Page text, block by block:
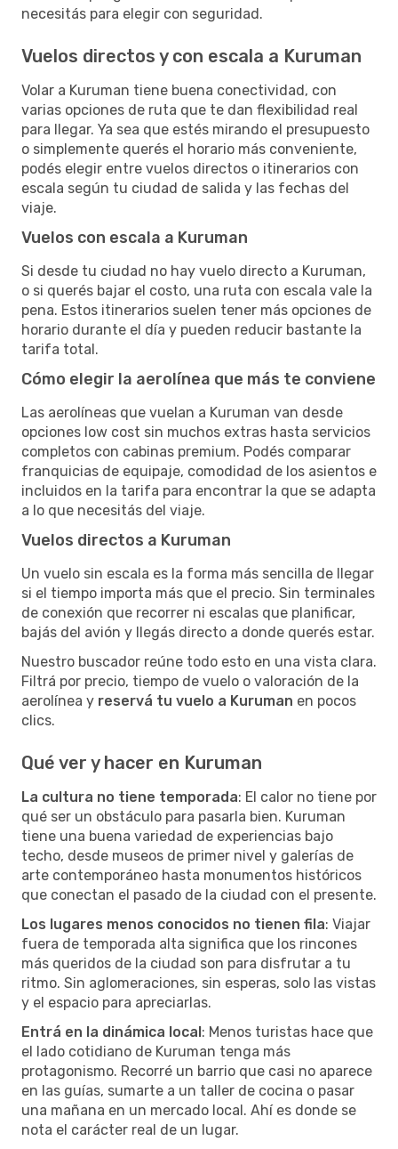
necesitás para elegir con seguridad.
Vuelos directos y con escala a Kuruman
Volar a Kuruman tiene buena conectividad, con
varias opciones de ruta que te dan flexibilidad real
para llegar. Ya sea que estés mirando el presupuesto
o simplemente querés el horario más conveniente,
podés elegir entre vuelos directos o itinerarios con
escala según tu ciudad de salida y las fechas del
viaje.
Vuelos con escala a Kuruman
Si desde tu ciudad no hay vuelo directo a Kuruman,
o si querés bajar el costo, una ruta con escala vale la
pena. Estos itinerarios suelen tener más opciones de
horario durante el día y pueden reducir bastante la
tarifa total.
Cómo elegir la aerolínea que más te conviene
Las aerolíneas que vuelan a Kuruman van desde
opciones low cost sin muchos extras hasta servicios
completos con cabinas premium. Podés comparar
franquicias de equipaje, comodidad de los asientos e
incluidos en la tarifa para encontrar la que se adapta
a lo que necesitás del viaje.
Vuelos directos a Kuruman
Un vuelo sin escala es la forma más sencilla de llegar
si el tiempo importa más que el precio. Sin terminales
de conexión que recorrer ni escalas que planificar,
bajás del avión y llegás directo a donde querés estar.
Nuestro buscador reúne todo esto en una vista clara.
Filtrá por precio, tiempo de vuelo o valoración de la
aerolínea y reservá tu vuelo a Kuruman en pocos
clics.
Qué ver y hacer en Kuruman
La cultura no tiene temporada: El calor no tiene por
qué ser un obstáculo para pasarla bien. Kuruman
tiene una buena variedad de experiencias bajo
techo, desde museos de primer nivel y galerías de
arte contemporáneo hasta monumentos históricos
que conectan el pasado de la ciudad con el presente.
Los lugares menos conocidos no tienen fila: Viajar
fuera de temporada alta significa que los rincones
más queridos de la ciudad son para disfrutar a tu
ritmo. Sin aglomeraciones, sin esperas, solo las vistas
y el espacio para apreciarlas.
Entrá en la dinámica local: Menos turistas hace que
el lado cotidiano de Kuruman tenga más
protagonismo. Recorré un barrio que casi no aparece
en las guías, sumarte a un taller de cocina o pasar
una mañana en un mercado local. Ahí es donde se
nota el carácter real de un lugar.